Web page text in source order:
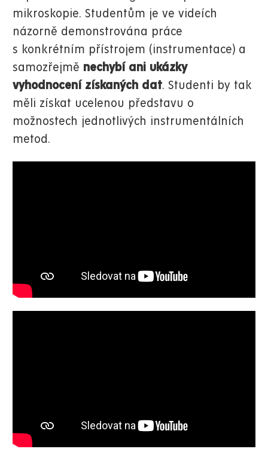
mikroskopie. Studentům je ve videích
názorně demonstrována práce
s konkrétním přístrojem (instrumentace) a
samozřejmě nechybí ani ukázky
vyhodnocení získaných dat. Studenti by tak
měli získat ucelenou představu o
možnostech jednotlivých instrumentálních
metod.